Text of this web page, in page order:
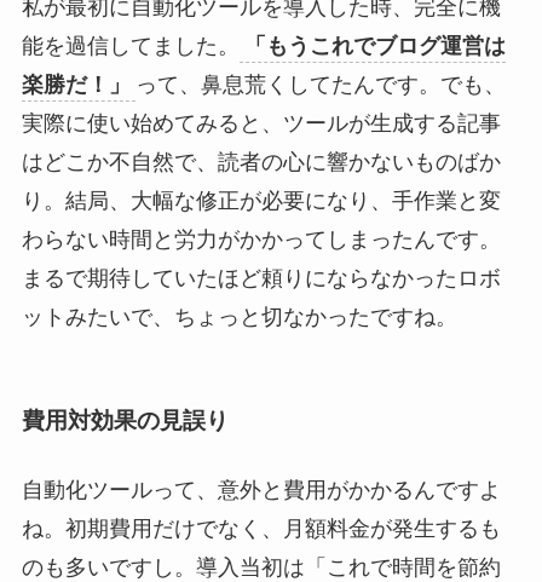
私が最初に自動化ツールを導入した時、完全に機
能を過信してました。
「もうこれでブログ運営は
楽勝だ！」
って、鼻息荒くしてたんです。でも、
実際に使い始めてみると、ツールが生成する記事
はどこか不自然で、読者の心に響かないものばか
り。結局、大幅な修正が必要になり、手作業と変
わらない時間と労力がかかってしまったんです。
まるで期待していたほど頼りにならなかったロボ
ットみたいで、ちょっと切なかったですね。
費用対効果の見誤り
自動化ツールって、意外と費用がかかるんですよ
ね。初期費用だけでなく、月額料金が発生するも
のも多いですし。導入当初は「これで時間を節約